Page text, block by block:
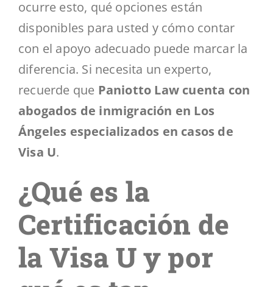
ocurre esto, qué opciones están
disponibles para usted y cómo contar
con el apoyo adecuado puede marcar la
diferencia. Si necesita un experto,
recuerde que Paniotto Law cuenta con
abogados de inmigración en Los
Ángeles especializados en casos de
Visa U.
¿Qué es la
Certificación de
la Visa U y por